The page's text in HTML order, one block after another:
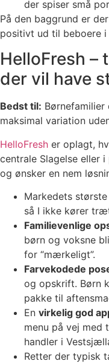
der spiser små
På den baggrund er
positivt ud til beboere i
HelloFresh –
der vil have
Bedst til: Børnefamilier
maksimal variation
HelloFresh er oplagt,
centrale Slagelse eller
og ønsker en nem
Markedets
så I ikke kører
Familievenlige
børn og voksne
for “mærkeligt”.
Farvekodede
og opskrift. Børn
pakke til
En virkelig god
menu på vej med
handler i
Retter der typisk